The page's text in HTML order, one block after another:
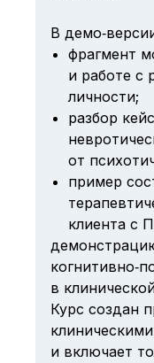
В
фрагмент
и работе с
личности;
разбор
от
пример
клиента с
в
Курс создан
и включает